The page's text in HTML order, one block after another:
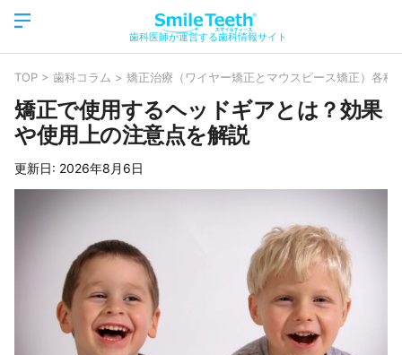
歯科医師が運営する歯科情報サイト
TOP > 歯科コラム > 矯正治療（ワイヤー矯正とマウスピース矯正）各種
矯正で使用するヘッドギアとは？効果
や使用上の注意点を解説
更新日: 2026年8月6日